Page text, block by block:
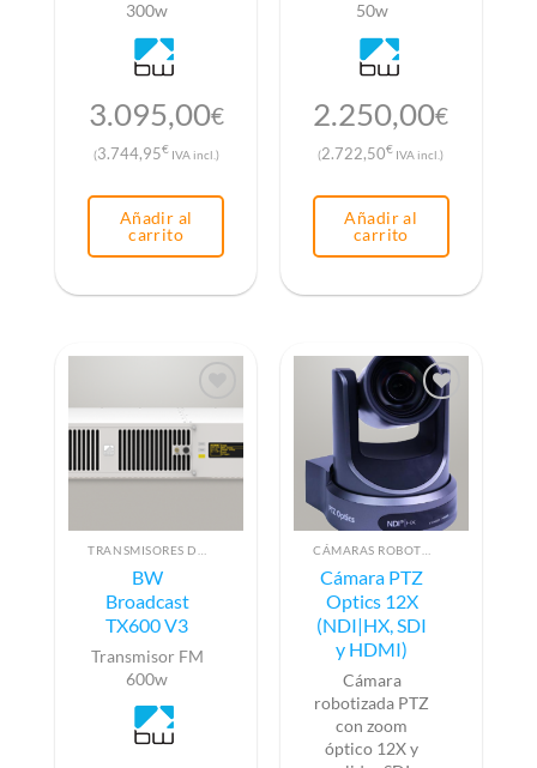
300w
3.095,00€
(3.744,95€IVA incl.)
Añadir al
carrito
50w
2.250,00€
(2.722,50€ IVA incl.)
Añadir al
carrito
BW
Broadcast
TX600 V3
Transmisor FM
600w
Cámara PTZ
Optics 12X
(NDI|HX, SDI
y HDMI)
Cámara
robotizada PTZ
con zoom
óptico 12X y